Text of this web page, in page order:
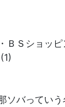
ＢＳショッ
ソバってい